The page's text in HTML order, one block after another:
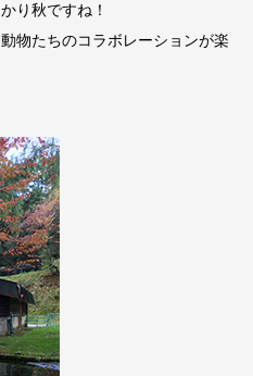
り秋ですね！
物たちのコラボレーションが楽